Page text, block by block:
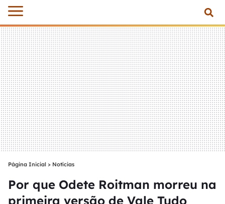
Página Inicial > Notícias
Por que Odete Roitman morreu na
primeira versão de Vale Tudo